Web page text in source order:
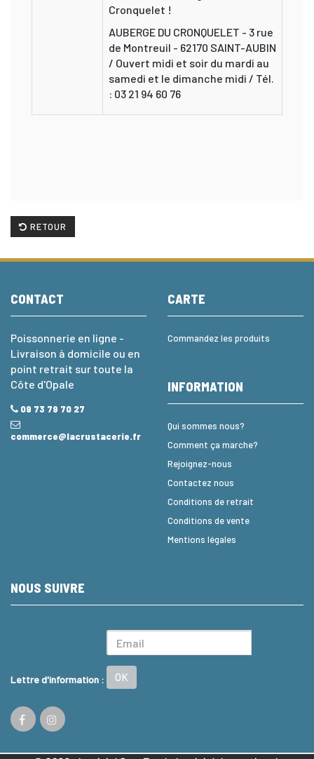
Cronquelet !
AUBERGE DU CRONQUELET - 3 rue
de Montreuil - 62170 SAINT-AUBIN
/ Ouvert midi et soir du mardi au
samedi et le dimanche midi / Tél.
: 03 21 94 60 76
RETOUR
CONTACT
Poissonnerie en ligne -
Livraison à domicile ou en
point retrait sur toute la
Côte d'Opale
09 73 79 70 27
commerce@lacrustacerie.fr
CARTE
Commandez les produits
INFORMATION
Qui sommes nous?
Comment ça marche?
Rejoignez-nous
Contactez nous
Conditions de retrait
Conditions de vente
Mentions légales
NOUS SUIVRE
Lettre d'information : OK